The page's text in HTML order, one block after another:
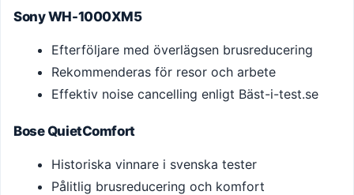
Sony WH-1000XM5
Efterföljare med överlägsen brusreducering
Rekommenderas för resor och arbete
Effektiv noise cancelling enligt Bäst-i-test.se
Bose QuietComfort
Historiska vinnare i svenska tester
Pålitlig brusreducering och komfort